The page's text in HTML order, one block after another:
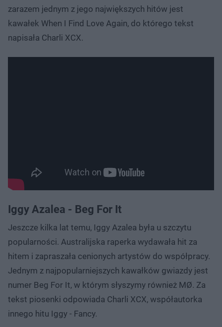
zarazem jednym z jego największych hitów jest
kawałek When I Find Love Again, do którego tekst
napisała Charli XCX.
Iggy Azalea - Beg For It
Jeszcze kilka lat temu, Iggy Azalea była u szczytu
popularności. Australijska raperka wydawała hit za
hitem i zapraszała cenionych artystów do współpracy.
Jednym z najpopularniejszych kawałków gwiazdy jest
numer Beg For It, w którym słyszymy również MØ. Za
tekst piosenki odpowiada Charli XCX, współautorka
innego hitu Iggy - Fancy.